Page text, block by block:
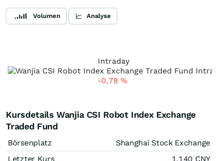
Volumen Analyse
Intraday
-0,78 %
Kursdetails Wanjia CSI Robot Index Exchange
Traded Fund
Börsenplatz
Shanghai Stock Exchange
Letzter Kurs
1,140 CNY